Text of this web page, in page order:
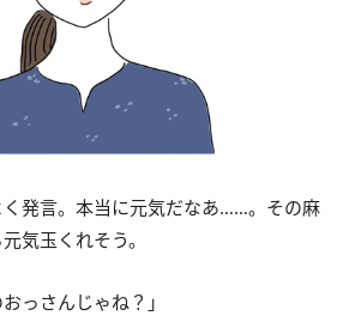
発言。本当に元気だなあ……。その麻
気玉くれそう。
っさんじゃね？」